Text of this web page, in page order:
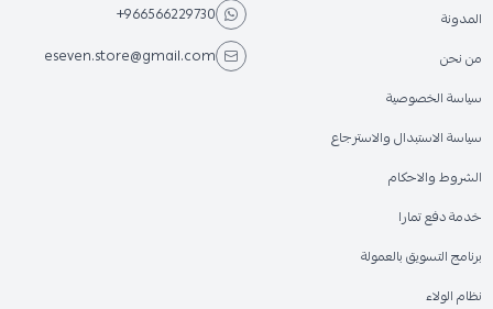
المدونة
من نحن
سياسة الخصوصية
سياسة الاستبدال والاسترجاع
الشروط والاحكام
خدمة دفع تمارا
برنامج التسويق بالعمولة
نظام الولاء
+966566229730
eseven.store@gmail.com